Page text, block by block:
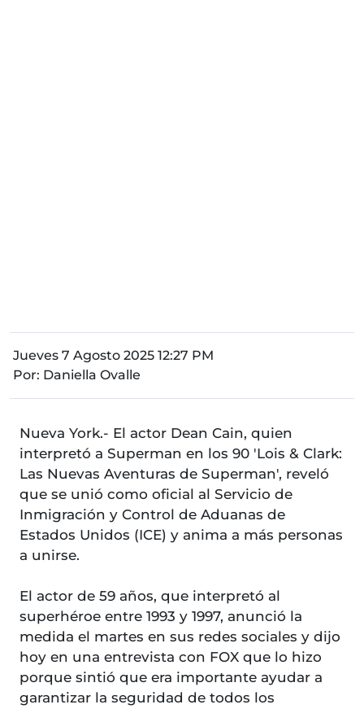
Jueves 7 Agosto 2025 12:27 PM
Por: Daniella Ovalle
Nueva York.- El actor Dean Cain, quien
interpretó a Superman en los 90 'Lois & Clark:
Las Nuevas Aventuras de Superman', reveló
que se unió como oficial al Servicio de
Inmigración y Control de Aduanas de
Estados Unidos (ICE) y anima a más personas
a unirse.
El actor de 59 años, que interpretó al
superhéroe entre 1993 y 1997, anunció la
medida el martes en sus redes sociales y dijo
hoy en una entrevista con FOX que lo hizo
porque sintió que era importante ayudar a
garantizar la seguridad de todos los